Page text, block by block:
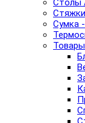
Столы
Сумка